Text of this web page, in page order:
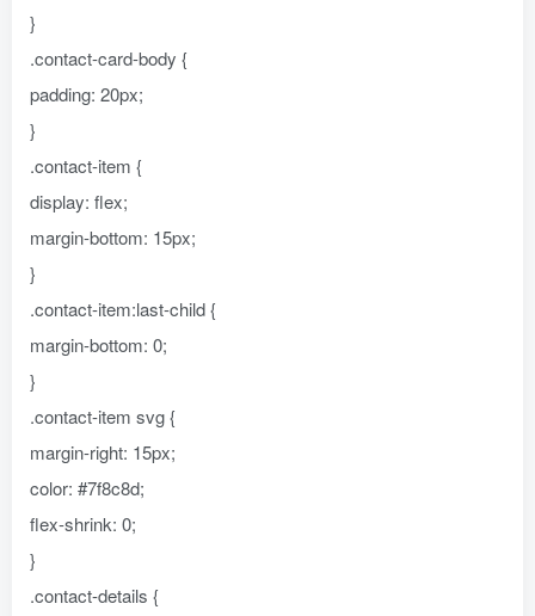
}
.contact-card-body {
padding: 20px;
}
.contact-item {
display: flex;
margin-bottom: 15px;
}
.contact-item:last-child {
margin-bottom: 0;
}
.contact-item svg {
margin-right: 15px;
color: #7f8c8d;
flex-shrink: 0;
}
.contact-details {